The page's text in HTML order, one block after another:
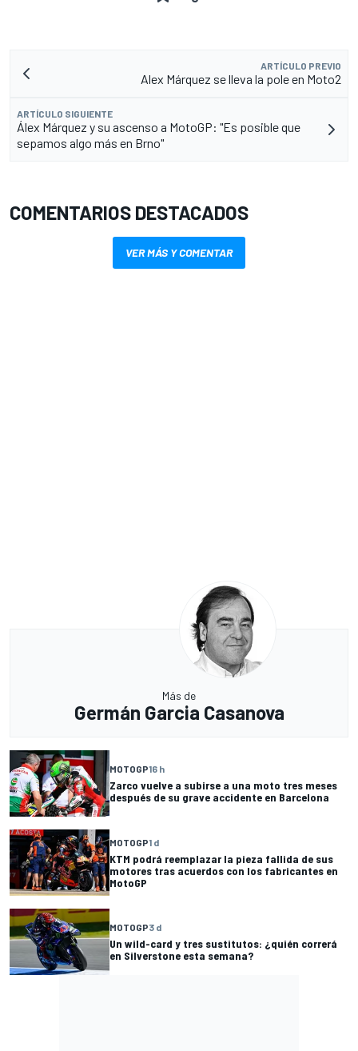
ARTÍCULO PREVIO
Alex Márquez se lleva la pole en Moto2
ARTÍCULO SIGUIENTE
Álex Márquez y su ascenso a MotoGP: "Es posible que
sepamos algo más en Brno"
COMENTARIOS DESTACADOS
VER MÁS Y COMENTAR
Más de
Germán Garcia Casanova
MOTOGP16 h
Zarco vuelve a subirse a una moto tres meses
después de su grave accidente en Barcelona
MOTOGP1 d
KTM podrá reemplazar la pieza fallida de sus
motores tras acuerdos con los fabricantes en
MotoGP
MOTOGP3 d
Un wild-card y tres sustitutos: ¿quién correrá
en Silverstone esta semana?